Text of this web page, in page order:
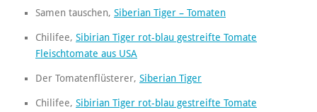
Samen tauschen, Siberian Tiger – Tomaten
Chilifee, Sibirian Tiger rot-blau gestreifte Tomate
Fleischtomate aus USA
Der Tomatenflüsterer, Siberian Tiger
Chilifee, Sibirian Tiger rot-blau gestreifte Tomate